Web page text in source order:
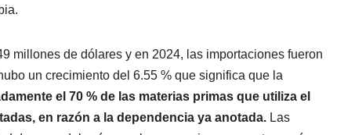
millones de dólares y en 2024, las importaciones fueron
un crecimiento del 6.55 % que significa que la
el 70 % de las materias primas que utiliza el
en razón a la dependencia ya anotada. Las